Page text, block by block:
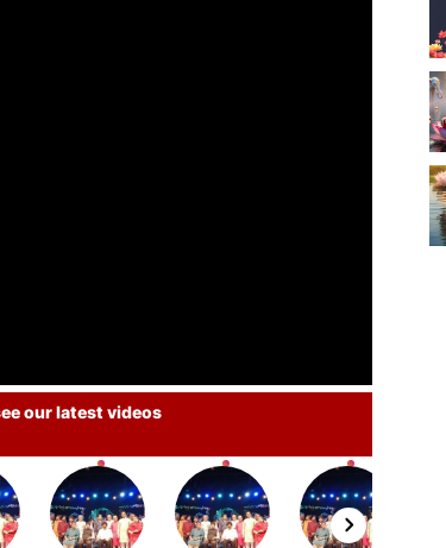
our latest videos